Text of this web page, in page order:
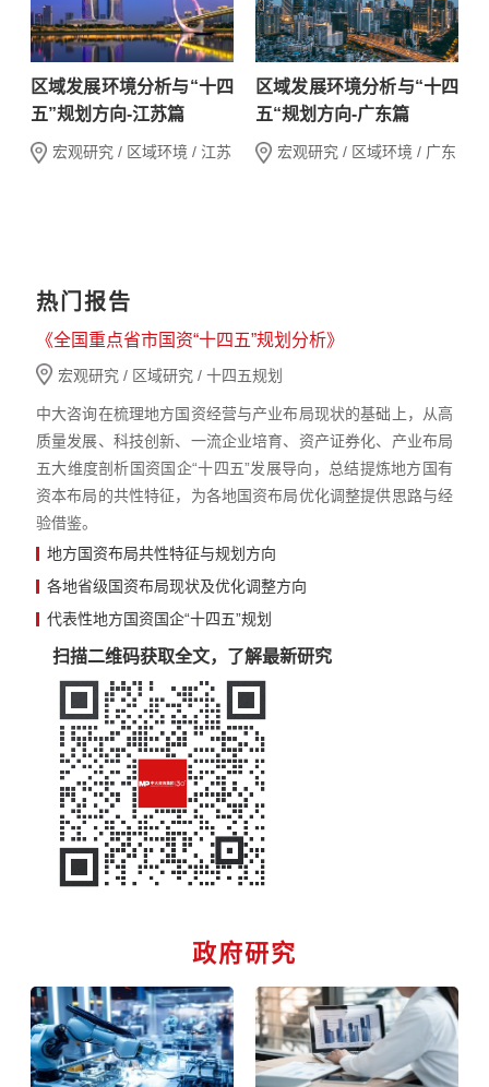
区域发展环境分析与“十四
五”规划方向-江苏篇
宏观研究 / 区域环境 / 江苏
区域发展环境分析与“十四
五“规划方向-广东篇
宏观研究 / 区域环境 / 广东
热门报告
《全国重点省市国资“十四五”规划分析》
宏观研究 / 区域研究 / 十四五规划
中大咨询在梳理地方国资经营与产业布局现状的基础上，从高
质量发展、科技创新、一流企业培育、资产证券化、产业布局
五大维度剖析国资国企“十四五”发展导向，总结提炼地方国有
资本布局的共性特征，为各地国资布局优化调整提供思路与经
验借鉴。
地方国资布局共性特征与规划方向
各地省级国资布局现状及优化调整方向
代表性地方国资国企“十四五”规划
扫描二维码获取全文，了解最新研究
政府研究